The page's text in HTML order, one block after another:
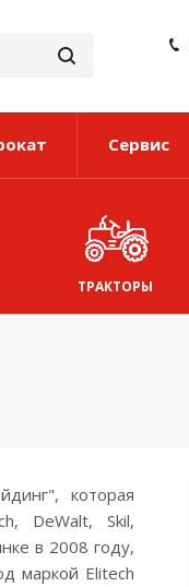
Сервис
ТРАКТОРЫ
которая
DeWalt, Skil,
в 2008 году,
маркой Elitech